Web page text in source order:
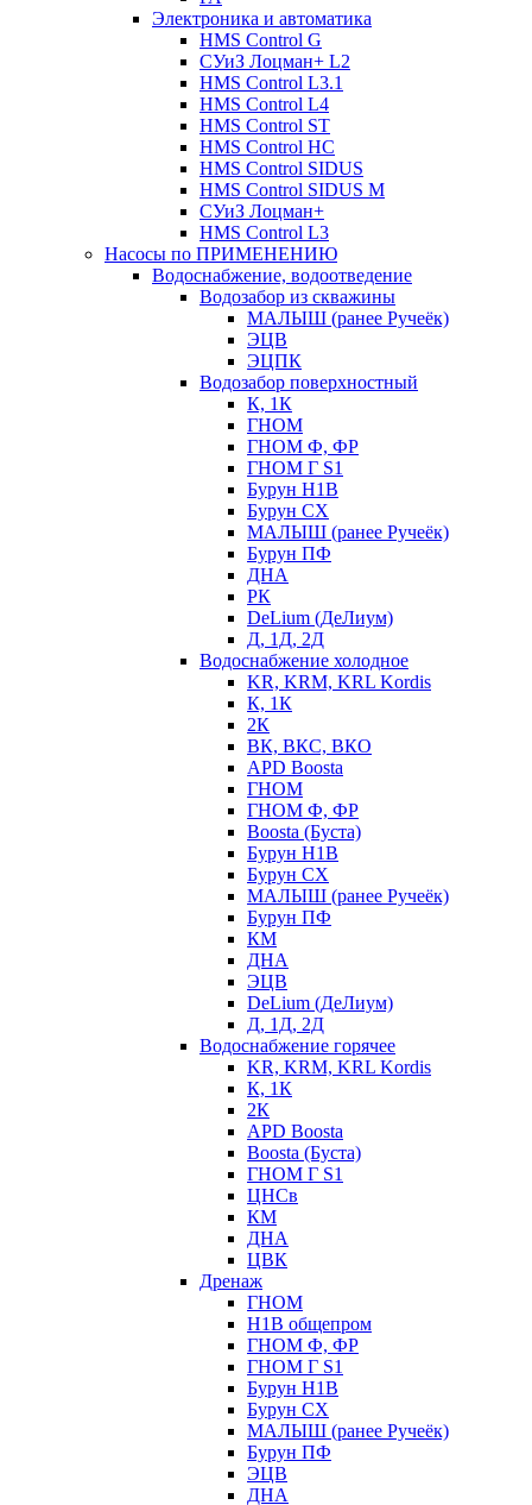
Электроника и автоматика
HMS Control G
СУиЗ Лоцман+ L2
HMS Control L3.1
HMS Control L4
HMS Control ST
HMS Control HC
HMS Control SIDUS
HMS Control SIDUS M
СУиЗ Лоцман+
HMS Control L3
Насосы по ПРИМЕНЕНИЮ
Водоснабжение, водоотведение
Водозабор из скважины
МАЛЫШ (ранее Ручеёк)
ЭЦВ
ЭЦПК
Водозабор поверхностный
К, 1К
ГНОМ
ГНОМ Ф, ФР
ГНОМ Г S1
Бурун Н1В
Бурун СХ
МАЛЫШ (ранее Ручеёк)
Бурун ПФ
ДНА
РК
DeLium (ДеЛиум)
Д, 1Д, 2Д
Водоснабжение холодное
KR, KRM, KRL Kordis
К, 1К
2К
ВК, ВКС, ВКО
APD Boosta
ГНОМ
ГНОМ Ф, ФР
Boosta (Буста)
Бурун Н1В
Бурун СХ
МАЛЫШ (ранее Ручеёк)
Бурун ПФ
КМ
ДНА
ЭЦВ
DeLium (ДеЛиум)
Д, 1Д, 2Д
Водоснабжение горячее
KR, KRM, KRL Kordis
К, 1К
2К
APD Boosta
Boosta (Буста)
ГНОМ Г S1
ЦНСв
КМ
ДНА
ЦВК
Дренаж
ГНОМ
Н1В общепром
ГНОМ Ф, ФР
ГНОМ Г S1
Бурун Н1В
Бурун СХ
МАЛЫШ (ранее Ручеёк)
Бурун ПФ
ЭЦВ
ДНА